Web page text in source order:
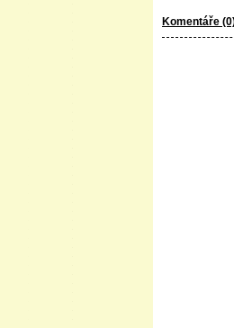
Komentáře